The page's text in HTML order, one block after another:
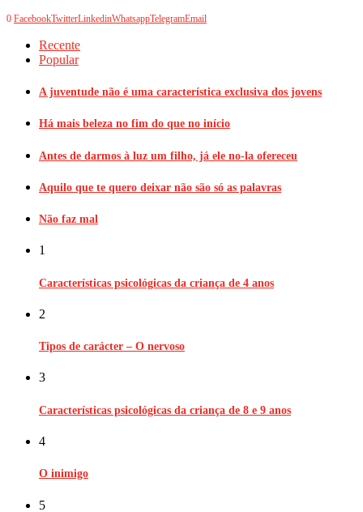
0 FacebookTwitterLinkedinWhatsappTelegramEmail
Recente
Popular
A juventude não é uma característica exclusiva dos jovens
Há mais beleza no fim do que no início
Antes de darmos à luz um filho, já ele no-la ofereceu
Aquilo que te quero deixar não são só as palavras
Não faz mal
1
Características psicológicas da criança de 4 anos
2
Tipos de carácter – O nervoso
3
Características psicológicas da criança de 8 e 9 anos
4
O inimigo
5